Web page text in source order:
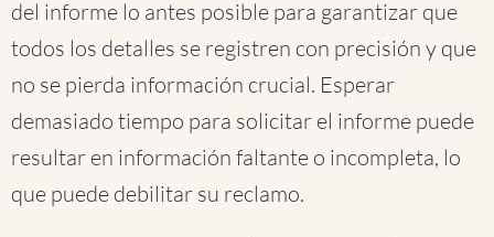
del informe lo antes posible para garantizar que
todos los detalles se registren con precisión y que
no se pierda información crucial. Esperar
demasiado tiempo para solicitar el informe puede
resultar en información faltante o incompleta, lo
que puede debilitar su reclamo.